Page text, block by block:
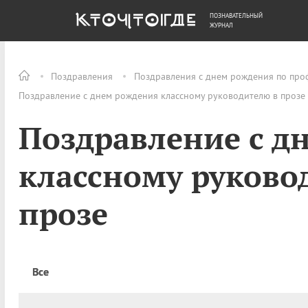
Поздравления Поздравления с днем рождения по
Поздравление с днем рождения классному руководителю в
Поздравление с
классному
прозе
Все
ОБЩЕСТВО ДЕНЬГИ
ПОЗНАВАТЕЛЬНЫЙ
ЖУРНАЛ